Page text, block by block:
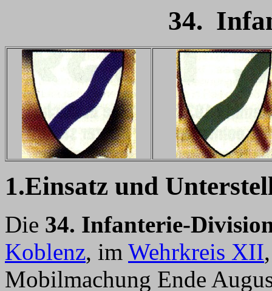
34.
1.Einsatz und
Die 34. Infanterie-
Koblenz, im Wehrkreis XII
Mobilmachung Ende